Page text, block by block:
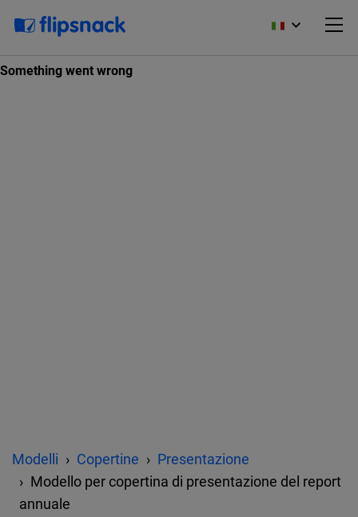
Modelli Copertine
Presentazione
Modello per copertina di presentazione del report
annuale